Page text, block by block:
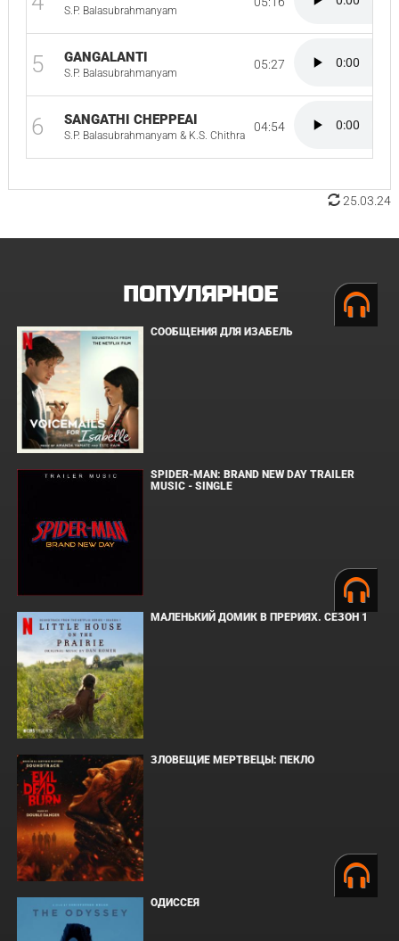
S.P. Balasubrahmanyam
5 GANGALANTI
S.P. Balasubrahmanyam
05:27
6 SANGATHI CHEPPEAI
S.P. Balasubrahmanyam & K.S. Chithra
04:54
25.03.24
ПОПУЛЯРНОЕ
СООБЩЕНИЯ ДЛЯ ИЗАБЕЛЬ
SPIDER-MAN: BRAND NEW DAY TRAILER
MUSIC - SINGLE
МАЛЕНЬКИЙ ДОМИК В ПРЕРИЯХ. СЕЗОН 1
ЗЛОВЕЩИЕ МЕРТВЕЦЫ: ПЕКЛО
ОДИССЕЯ